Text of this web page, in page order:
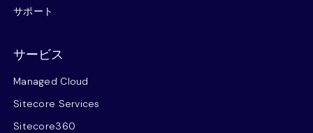
サポート
サービス
Managed Cloud
Sitecore Services
Sitecore360